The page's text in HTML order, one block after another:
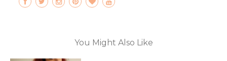
You Might Also Like